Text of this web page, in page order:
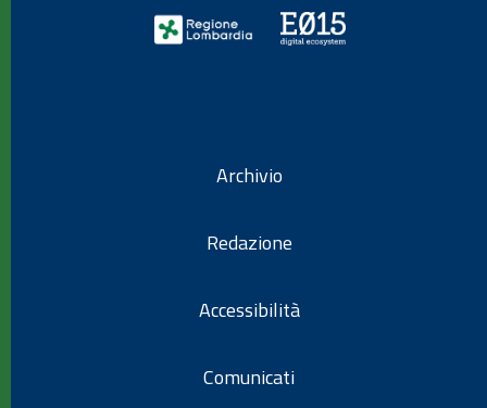
Archivio
Redazione
Accessibilità
Comunicati